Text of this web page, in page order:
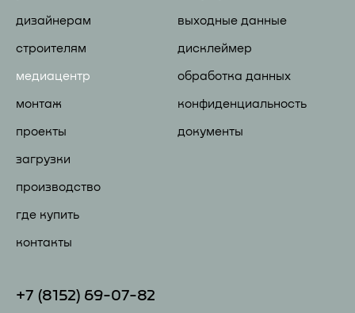
дизайнерам
строителям
медиацентр
монтаж
проекты
загрузки
производство
где купить
контакты
выходные данные
дисклеймер
обработка данных
конфиденциальность
документы
+7 (8152) 69-07-82